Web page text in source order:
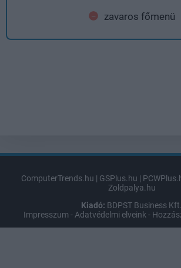
zavaros főmenü
ComputerTrends.hu | GSPlus.hu |
Zoldpalya.hu
Kiadó: BDPST Business Kft.
Impresszum - Adatvédelmi elveink -